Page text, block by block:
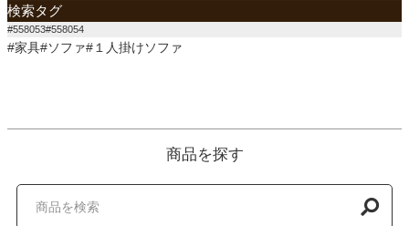
検索タグ
#558053#558054
#家具#ソファ#１人掛けソファ
商品を探す